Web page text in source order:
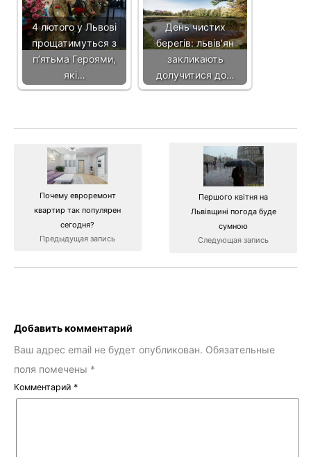
4 лютого у Львові
прощатимуться з
п’ятьма Героями,
які…
День чистих
берегів: львів'ян
закликають
долучитися до…
Почему евроремонт
квартир так популярен
сегодня?
Предыдущая запись
Першого квітня на
Львівщині погода буде
сумною
Следующая запись
Добавить комментарий
Ваш адрес email не будет опубликован. Обязательные
поля помечены *
Комментарий *